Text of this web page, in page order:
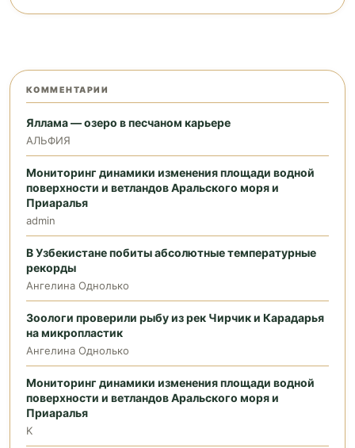
КОММЕНТАРИИ
Яллама — озеро в песчаном карьере
АЛЬФИЯ
Мониторинг динамики изменения площади водной
поверхности и ветландов Аральского моря и
Приаралья
admin
В Узбекистане побиты абсолютные температурные
рекорды
Ангелина Однолько
Зоологи проверили рыбу из рек Чирчик и Карадарья
на микропластик
Ангелина Однолько
Мониторинг динамики изменения площади водной
поверхности и ветландов Аральского моря и
Приаралья
K